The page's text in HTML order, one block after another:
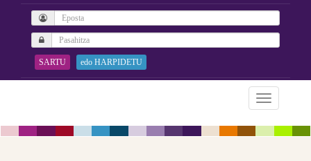
SARTU edo HARPIDETU